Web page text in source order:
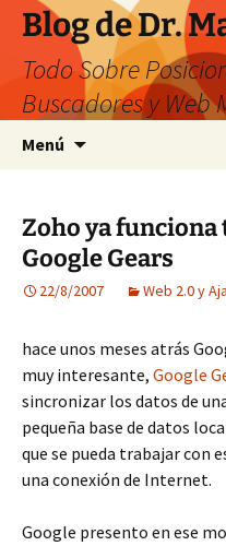
Saltar
contenido
Blog de Dr.
Todo Sobre
Buscadores y Web
Menú
Zoho ya
Google Gears
22/8/2007 Web 2.0 y
hace unos meses atrás
muy interesante, Google
sincronizar los datos de
pequeña base de datos
que se pueda trabajar con
una conexión de Internet.
Google presento en ese